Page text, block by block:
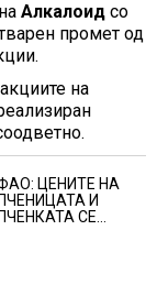
Алкалоид со
промет од
на
ЦЕНИТЕ НА
ПЧЕНИЦАТА И
ПЧЕНКАТА СЕ